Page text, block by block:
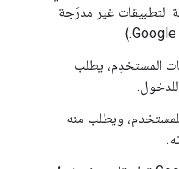
التطبيقات غير مدرَجة
المستخدِم، يطلب
للدخول.
ويطلب منه